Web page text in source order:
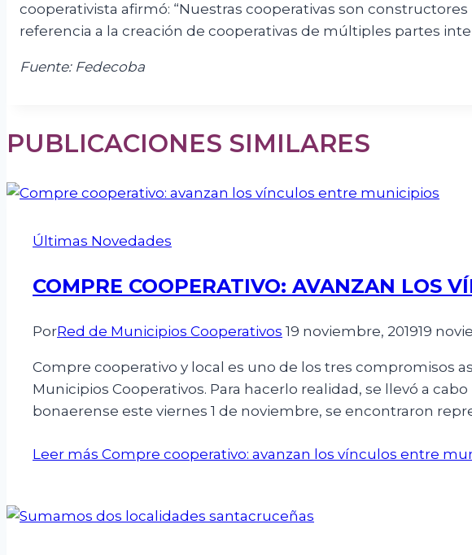
cooperativista afirmó: “Nuestras cooperativas son
referencia a la creación de cooperativas de múltiples partes
Fuente: Fedecoba
PUBLICACIONES SIMILARES
Últimas Novedades
COMPRE COOPERATIVO: AVANZAN LOS
PorRed de Municipios Cooperativos 19 noviembre, 201919
Compre cooperativo y local es uno de los tres compromisos
Municipios Cooperativos. Para hacerlo realidad, se llevó a
bonaerense este viernes 1 de noviembre, se encontraron
Leer más Compre cooperativo: avanzan los vínculos entre